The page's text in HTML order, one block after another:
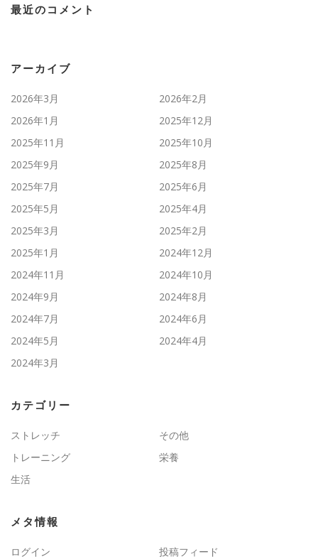
最近のコメント
アーカイブ
2026年3月
2026年2月
2026年1月
2025年12月
2025年11月
2025年10月
2025年9月
2025年8月
2025年7月
2025年6月
2025年5月
2025年4月
2025年3月
2025年2月
2025年1月
2024年12月
2024年11月
2024年10月
2024年9月
2024年8月
2024年7月
2024年6月
2024年5月
2024年4月
2024年3月
カテゴリー
ストレッチ
その他
トレーニング
栄養
生活
メタ情報
ログイン 投稿フィード